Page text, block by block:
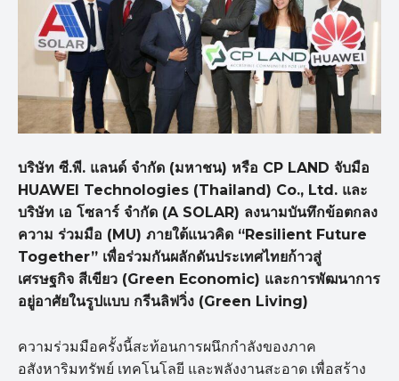
บริษัท ซี.พี. แลนด์ จำกัด (มหาชน) หรือ CP LAND จับมือ
HUAWEI Technologies (Thailand) Co., Ltd. และ
บริษัท เอ โซลาร์ จำกัด (A SOLAR) ลงนามบันทึกข้อตกลง
ความ ร่วมมือ (MU) ภายใต้แนวคิด “Resilient Future
Together” เพื่อร่วมกันผลักดันประเทศไทยก้าวสู่
เศรษฐกิจ สีเขียว (Green Economic) และการพัฒนาการ
อยู่อาศัยในรูปแบบ กรีนลิฟวิ่ง (Green Living)
ความร่วมมือครั้งนี้สะท้อนการผนึกกำลังของภาค
อสังหาริมทรัพย์ เทคโนโลยี และพลังงานสะอาด เพื่อสร้าง